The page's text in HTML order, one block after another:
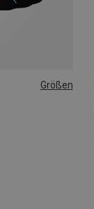
Größen